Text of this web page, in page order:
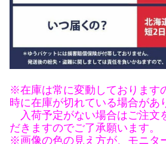
※在庫は常に変動しております
時に在庫が切れている場合があ
入荷予定がない場合はご注文
だきますのでご了承願います。
※画像の色の見え方が、モニタ